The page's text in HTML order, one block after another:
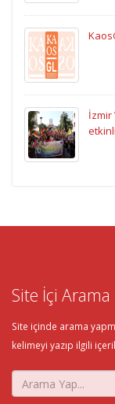
İzmir
Site İçi Arama
Site içinde arama
kelimeyi yazıp ilgili